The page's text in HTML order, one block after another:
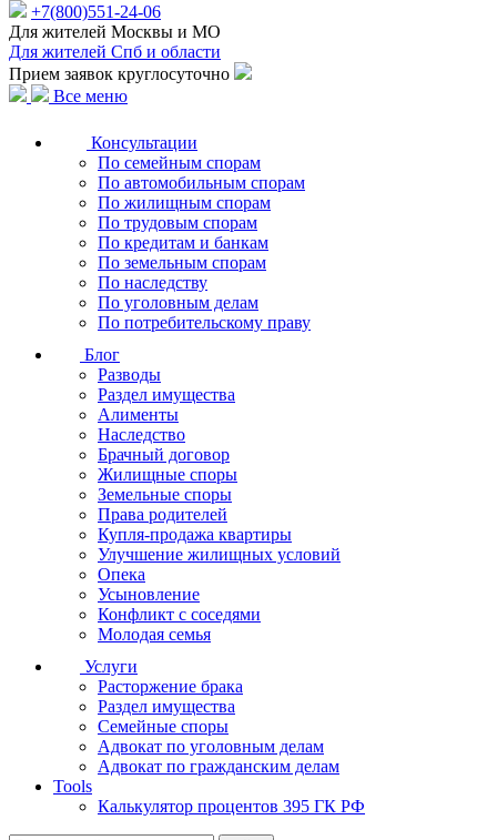
+7(800)551-24-06
Для жителей Москвы и МО
Для жителей Спб и области
Прием заявок круглосуточно
Все меню
Консультации
По семейным спорам
По автомобильным спорам
По жилищным спорам
По трудовым спорам
По кредитам и банкам
По земельным спорам
По наследству
По уголовным делам
По потребительскому праву
Блог
Разводы
Раздел имущества
Алименты
Наследство
Брачный договор
Жилищные споры
Земельные споры
Права родителей
Купля-продажа квартиры
Улучшение жилищных условий
Опека
Усыновление
Конфликт с соседями
Молодая семья
Услуги
Расторжение брака
Раздел имущества
Семейные споры
Адвокат по уголовным делам
Адвокат по гражданским делам
Tools
Калькулятор процентов 395 ГК РФ